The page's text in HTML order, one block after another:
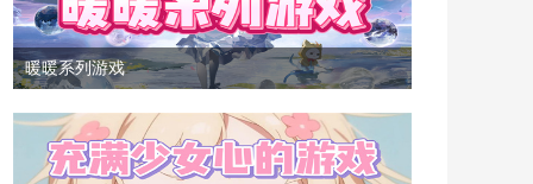
暖暖系列游戏